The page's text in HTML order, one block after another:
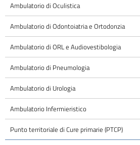
Ambulatorio di Oculistica
Ambulatorio di Odontoiatria e Ortodonzia
Ambulatorio di ORL e Audiovestibologia
Ambulatorio di Pneumologia
Ambulatorio di Urologia
Ambulatorio Infermieristico
Punto territoriale di Cure primarie (PTCP)